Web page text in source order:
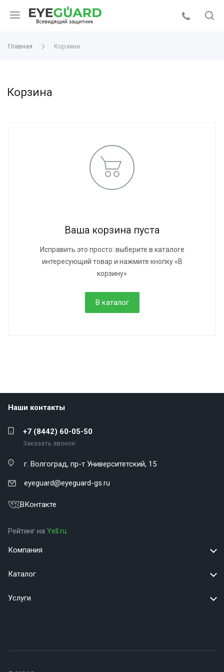
Главная Корзина
Корзина
Ваша корзина пуста
Исправить это просто: выберите в каталоге
интересующий товар и нажмите кнопку «В
корзину»
В каталог
Наши контакты
+7 (8442) 60-05-50
Заказать звонок
г. Волгоград, пр-т Университетский, 15
eyeguard@eyeguard-gs.ru
ВКонтакте
Рейтинг на Yell.ru.
Компания
Каталог
Услуги